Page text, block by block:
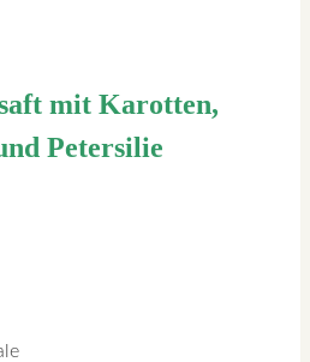
mit Karotten,
Petersilie